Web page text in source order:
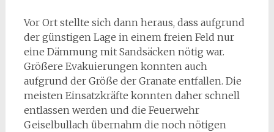
Vor Ort stellte sich dann heraus, dass aufgrund
der günstigen Lage in einem freien Feld nur
eine Dämmung mit Sandsäcken nötig war.
Größere Evakuierungen konnten auch
aufgrund der Größe der Granate entfallen. Die
meisten Einsatzkräfte konnten daher schnell
entlassen werden und die Feuerwehr
Geiselbullach übernahm die noch nötigen